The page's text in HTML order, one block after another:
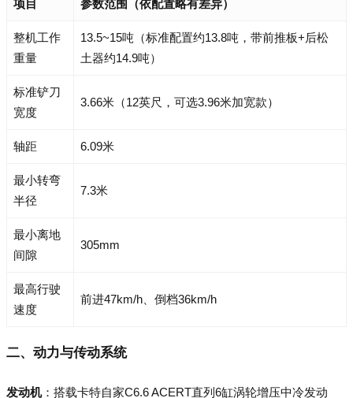
项目 参数范围（依配置略有差异）
整机工作
重量
13.5~15吨（标准配置约13.8吨，带前推板+后松
土器约14.9吨）
标准铲刀
宽度
3.66米（12英尺，可选3.96米加宽款）
轴距 6.09米
最小转弯
半径
7.3米
最小离地
间隙
305mm
最高行驶
速度
前进47km/h、倒档36km/h
二、动力与传动系统
发动机：搭载卡特自家C6.6 ACERT直列6缸涡轮增压中冷发动